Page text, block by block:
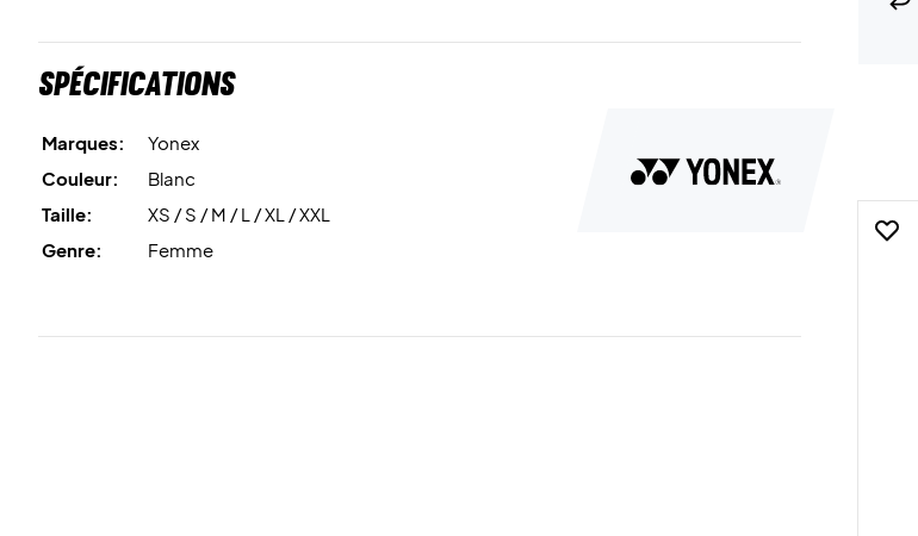
Spécifications
Marques:
Yonex
Couleur:
Blanc
Taille:
XS / S / M / L / XL / XXL
Genre:
Femme